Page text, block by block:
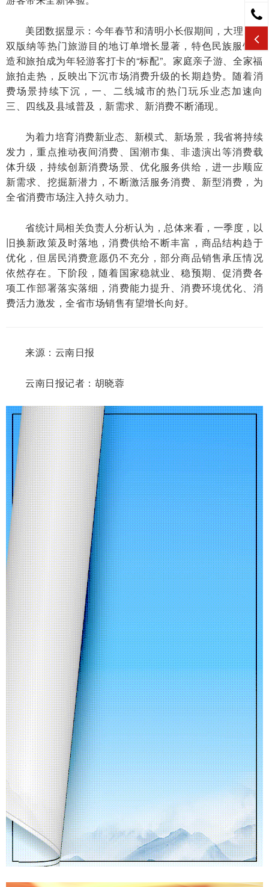
美团数据显示：今年春节和清明小长假期间，大理、西
双版纳等热门旅游目的地订单增长显著，特色民族服饰妆
造和旅拍成为年轻游客打卡的“标配”。家庭亲子游、全家福
旅拍走热，反映出下沉市场消费升级的长期趋势。随着消
费场景持续下沉，一、二线城市的热门玩乐业态加速向
三、四线及县域普及，新需求、新消费不断涌现。
为着力培育消费新业态、新模式、新场景，我省将持续
发力，重点推动夜间消费、国潮市集、非遗演出等消费载
体升级，持续创新消费场景、优化服务供给，进一步顺应
新需求、挖掘新潜力，不断激活服务消费、新型消费，为
全省消费市场注入持久动力。
省统计局相关负责人分析认为，总体来看，一季度，以
旧换新政策及时落地，消费供给不断丰富，商品结构趋于
优化，但居民消费意愿仍不充分，部分商品销售承压情况
依然存在。下阶段，随着国家稳就业、稳预期、促消费各
项工作部署落实落细，消费能力提升、消费环境优化、消
费活力激发，全省市场销售有望增长向好。
来源：云南日报
云南日报记者：胡晓蓉